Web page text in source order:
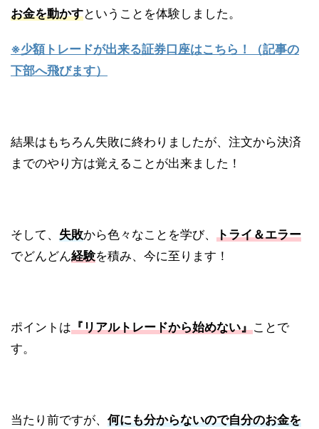
お金を動かすということを体験しました。
※少額トレードが出来る証券口座はこちら！（記事の
下部へ飛びます）
結果はもちろん失敗に終わりましたが、注文から決済
までのやり方は覚えることが出来ました！
そして、 失敗から色々なことを学び、 トライ＆エラー
でどんどん経験を積み、今に至ります！
ポイントは『リアルトレードから始めない』ことで
す。
当たり前ですが、 何にも分からないので自分のお金を